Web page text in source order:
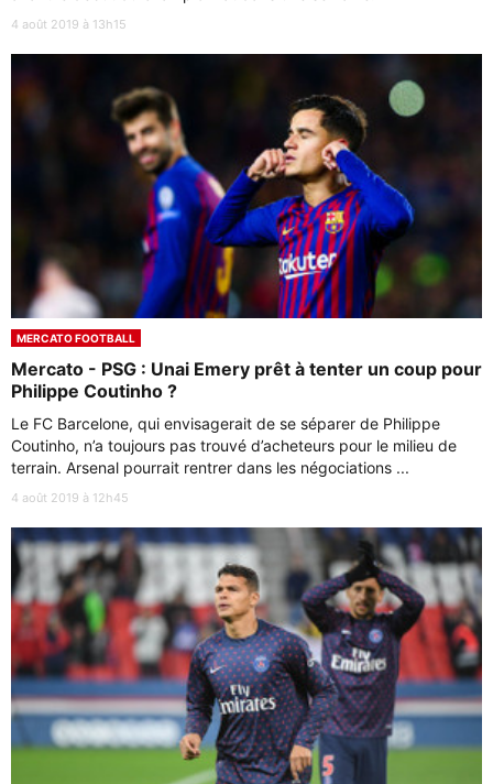
4 août 2019 à 13h15
MERCATO FOOTBALL
Mercato - PSG : Unai Emery prêt à tenter un coup pour
Philippe Coutinho ?
Le FC Barcelone, qui envisagerait de se séparer de Philippe
Coutinho, n’a toujours pas trouvé d’acheteurs pour le milieu de
terrain. Arsenal pourrait rentrer dans les négociations ...
4 août 2019 à 12h45